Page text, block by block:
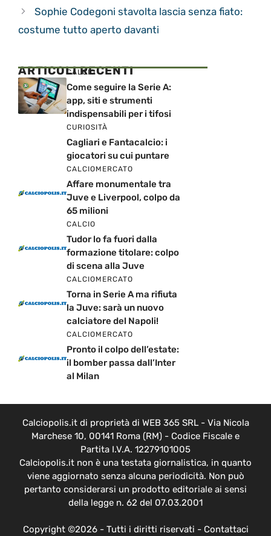
Sophie Codegoni stavolta lascia senza fiato:
costume tutto aperto davanti
ARTICOLI RECENTI
CALCIO
Come seguire la Serie A:
app, siti e strumenti
indispensabili per i tifosi
CURIOSITÀ
Cagliari e Fantacalcio: i
giocatori su cui puntare
CALCIOMERCATO
Affare monumentale tra
Juve e Liverpool, colpo da
65 milioni
CALCIO
Tudor lo fa fuori dalla
formazione titolare: colpo
di scena alla Juve
CALCIOMERCATO
Torna in Serie A ma rifiuta
la Juve: sarà un nuovo
calciatore del Napoli!
CALCIOMERCATO
Pronto il colpo dell’estate:
il bomber passa dall’Inter
al Milan
Calciopolis.it di proprietà di WEB 365 SRL - Via Nicola
Marchese 10, 00141 Roma (RM) - Codice Fiscale e
Partita I.V.A. 12279101005
Calciopolis.it non è una testata giornalistica, in quanto
viene aggiornato senza alcuna periodicità. Non può
pertanto considerarsi un prodotto editoriale ai sensi
della legge n. 62 del 07.03.2001
Copyright ©2026 - Tutti i diritti riservati - Contattaci